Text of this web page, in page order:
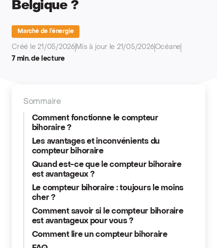
Belgique ?
Marché de l’énergie
Créé le 21/05/2026 Mis à jour le 21/05/2026Océane
7 min. de lecture
Sommaire
Comment fonctionne le compteur
bihoraire ?
Les avantages et inconvénients du
compteur bihoraire
Quand est-ce que le compteur bihoraire
est avantageux ?
Le compteur bihoraire : toujours le moins
cher ?
Comment savoir si le compteur bihoraire
est avantageux pour vous ?
Comment lire un compteur bihoraire